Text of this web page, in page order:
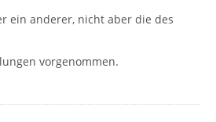
ein anderer, nicht aber die des
vorgenommen.